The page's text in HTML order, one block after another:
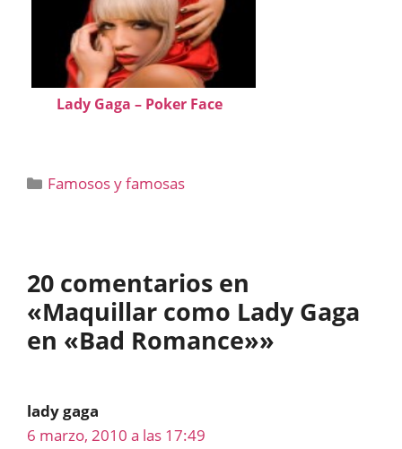
Lady Gaga – Poker Face
Categorías
Famosos y famosas
20 comentarios en
«Maquillar como Lady Gaga
en «Bad Romance»»
lady gaga
6 marzo, 2010 a las 17:49